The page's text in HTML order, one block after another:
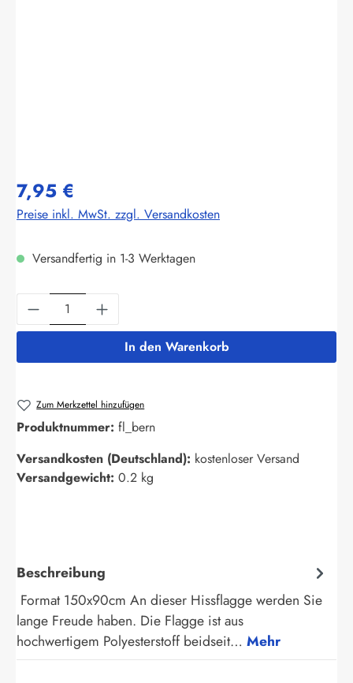
7,95 €
Preise inkl. MwSt. zzgl. Versandkosten
Versandfertig in 1-3 Werktagen
Produkt Anzahl: Gib den gewünschten
In den Warenkorb
Zum Merkzettel hinzufügen
Produktnummer: fl_bern
Versandkosten (Deutschland): kostenloser Versand
Versandgewicht: 0.2 kg
Beschreibung
Format 150x90cm An dieser Hissflagge werden Sie
lange Freude haben. Die Flagge ist aus
hochwertigem Polyesterstoff beidseit… Mehr